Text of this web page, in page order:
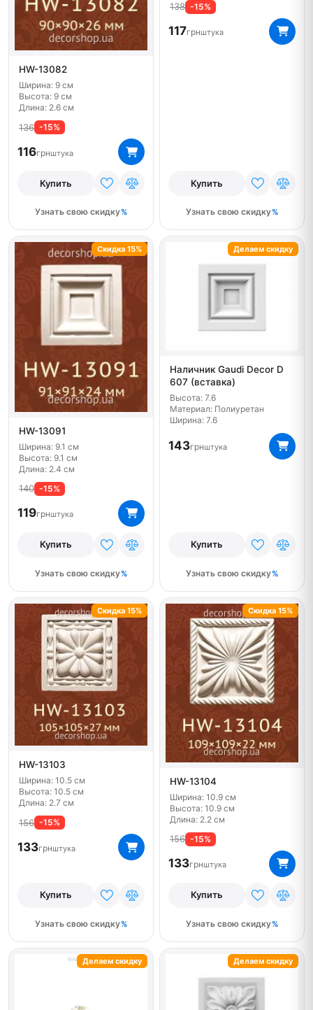
HW-13082
Ширина: 9 см
Высота: 9 см
Длина: 2.6 см
136 -15%
116грнштука
Купить
Узнать свою скидку
138 -15%
117грнштука
Купить
Узнать свою скидку
HW-13091
Ширина: 9.1 см
Высота: 9.1 см
Длина: 2.4 см
140 -15%
119грнштука
Купить
Узнать свою скидку
Скидка 15%
Наличник Gaudi Decor D
607 (вставка)
Высота: 7.6
Материал: Полиуретан
Ширина: 7.6
143грнштука
Купить
Узнать свою скидку
Делаем скидку
HW-13103
Ширина: 10.5 см
Высота: 10.5 см
Длина: 2.7 см
156 -15%
133грнштука
Купить
Узнать свою скидку
Скидка 15%
HW-13104
Ширина: 10.9 см
Высота: 10.9 см
Длина: 2.2 см
156 -15%
133грнштука
Купить
Узнать свою скидку
Скидка 15%
Делаем скидку Делаем скидку